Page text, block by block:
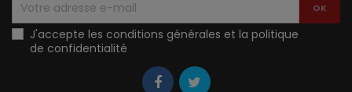
J'accepte les conditions générales et la politique
de confidentialité